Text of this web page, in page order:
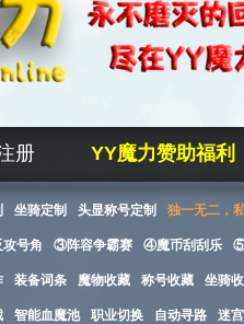
册 YY魔力赞助福利
坐骑定制 头显称号定制 独一无二，
号角 ③阵容争霸赛 ④魔币刮刮乐 ⑤
装备词条 魔物收藏 称号收藏 坐骑
智能血魔池 职业切换 自动寻路 迷